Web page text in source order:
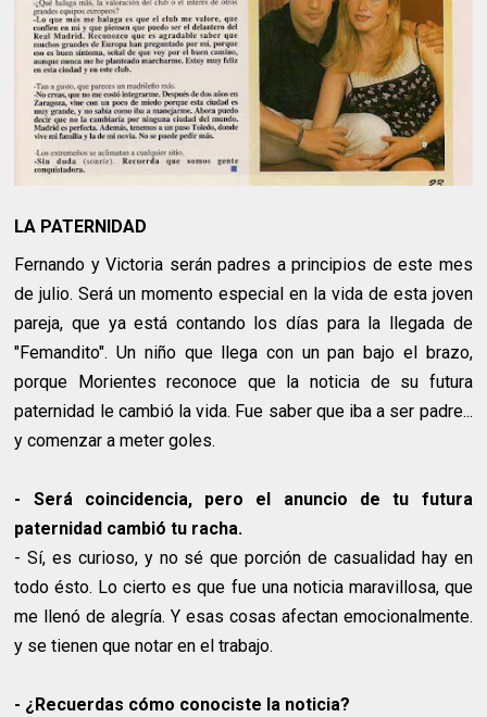
LA PATERNIDAD
Fernando y Victoria serán padres a principios de este mes
de julio. Será un momento especial en la vida de esta joven
pareja, que ya está contando los días para la llegada de
"Femandito". Un niño que llega con un pan bajo el brazo,
porque Morientes reconoce que la noticia de su futura
paternidad le cambió la vida. Fue saber que iba a ser padre...
y comenzar a meter goles.
- Será coincidencia, pero el anuncio de tu futura
paternidad cambió tu racha.
- Sí, es curioso, y no sé que porción de casualidad hay en
todo ésto. Lo cierto es que fue una noticia maravillosa, que
me llenó de alegría. Y esas cosas afectan emocionalmente.
y se tienen que notar en el trabajo.
- ¿Recuerdas cómo conociste la noticia?